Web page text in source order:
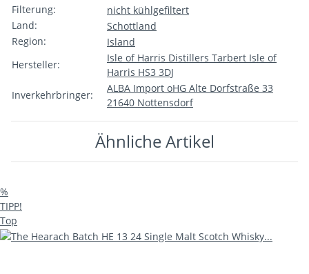
Filterung:
nicht kühlgefiltert
Land:
Schottland
Region:
Island
Hersteller:
Isle of Harris Distillers Tarbert Isle of
Harris HS3 3DJ
Inverkehrbringer:
ALBA Import oHG Alte Dorfstraße 33
21640 Nottensdorf
Ähnliche Artikel
%
TIPP!
Top